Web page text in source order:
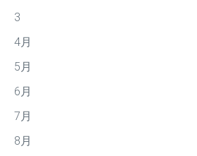
3
4月
5月
6月
7月
8月